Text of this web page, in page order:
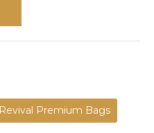
Revival Premium Bags